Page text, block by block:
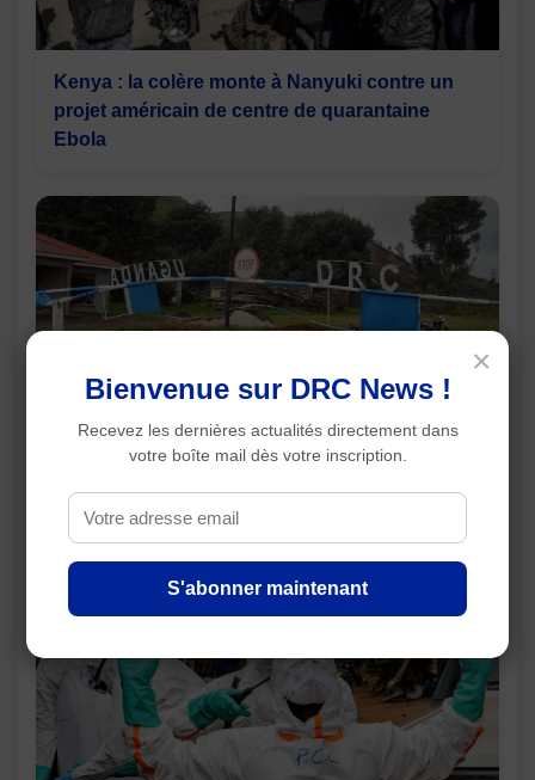
Kenya : la colère monte à Nanyuki contre un
projet américain de centre de quarantaine
Ebola
Ouganda–RDC : les mesures sanitaires contre
Ebola préoccupent les acteurs économiques
Articles récents
×
Bienvenue sur DRC News !
Recevez les dernières actualités directement dans
votre boîte mail dès votre inscription.
S'abonner maintenant